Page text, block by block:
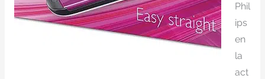
Phil
ips
en
la
act